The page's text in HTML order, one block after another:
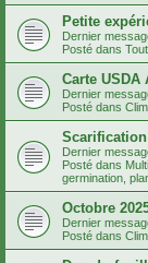
Petite
Dernier
Posté dans
Carte USDA
Dernier
Posté dans
Scarification
Dernier
Posté dans
germination,
Octobre
Dernier
Posté dans